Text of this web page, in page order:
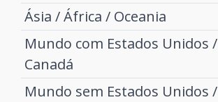
Ásia / África / Oceania
Mundo com Estados Unidos /
Canadá
Mundo sem Estados Unidos /